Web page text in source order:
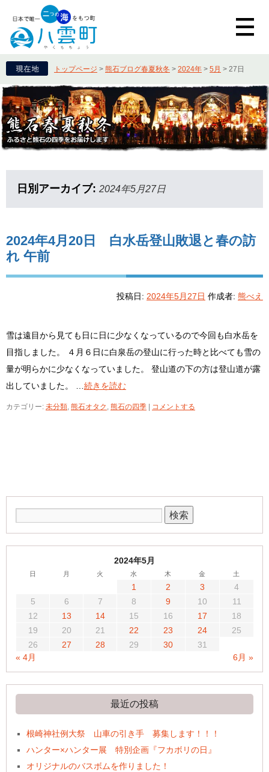
トップページ > 熊石ブログ春夏秋冬 > 2024年 > 5月 > 27日
日別アーカイブ: 2024年5月27日
2024年4月20日 白水岳登山敗退と春の訪
れ 午前
投稿日: 2024年5月27日 作成者: 熊べえ
雪は遠目から見ても日に日に少なくなっているので今回も白水岳を
目指しました。 ４月６日に白泉岳の登山に行った時と比べても雪の
量が明らかに少なくなっていました。 登山道の下の方は登山道が露
出していました。 … 続きを読む
カテゴリー: 未分類, 熊石オタク , 熊石の四季 コメントする
2024年5月
日 月 火 水 木 金 土
1 2 3
4
5
6 7 8 9 10
11
12
13 14 15 16 17
18
19
20 21 22 23 24
25
26
27 28 29 30
31
« 4月
6月 »
最近の投稿
根崎神社例大祭 山車の引き手 募集します！！！
ハンター×ハンター展 特別企画『フカボリの日』
オリジナルのバスボムを作りました！